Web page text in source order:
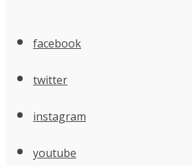
facebook
twitter
instagram
youtube